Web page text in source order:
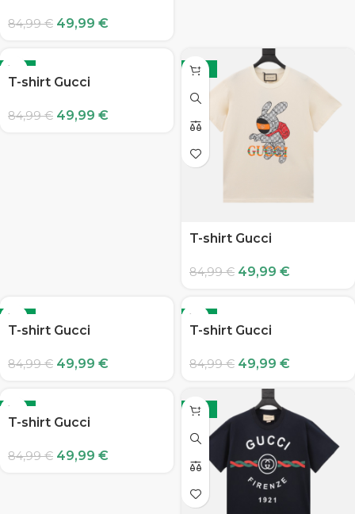
84,99€ 49,99 €
-41%
T-shirt Gucci
84,99€ 49,99 €
-41%
T-shirt Gucci
84,99€ 49,99 €
-41%
T-shirt Gucci
84,99€ 49,99 €
-41%
T-shirt Gucci
84,99€ 49,99 €
-41%
T-shirt Gucci
84,99€ 49,99 €
-41%